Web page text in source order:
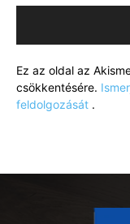
Ez az oldal az
csökkentésére.
feldolgozását .